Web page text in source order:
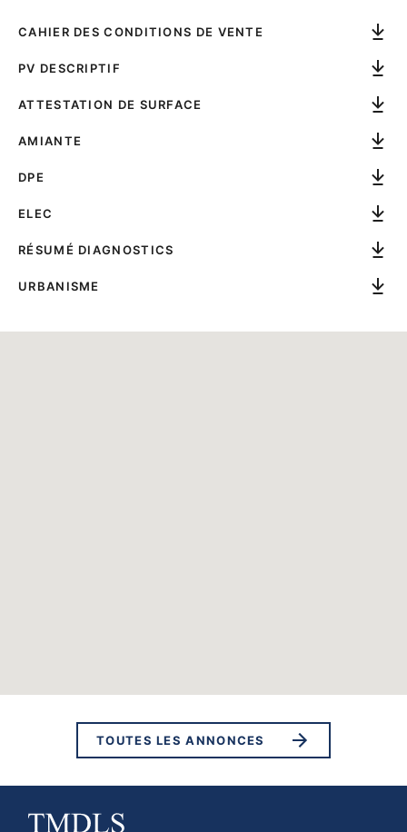
CAHIER DES CONDITIONS DE VENTE
PV DESCRIPTIF
ATTESTATION DE SURFACE
AMIANTE
DPE
ELEC
RÉSUMÉ DIAGNOSTICS
URBANISME
TOUTES LES ANNONCES